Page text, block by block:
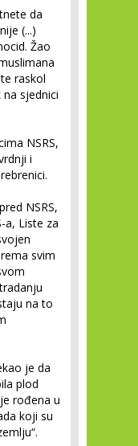
da
(...)
Žao
raskol
sjednici
NSRS,
i
NSRS,
a, Liste za
svim
na to
je da
plod
rođena u
koji su